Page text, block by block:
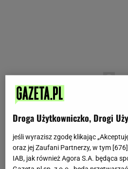
Droga Użytkowniczko, Drogi
jeśli wyrazisz zgodę klikając
oraz jej Zaufani Partnerzy, w tym [676
IAB, jak również Agora S.A. będąca